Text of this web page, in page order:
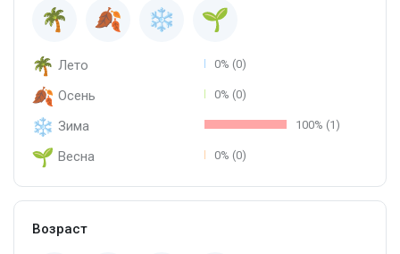
Лето 0% (0)
Осень 0% (0)
Зима 100% (1)
Весна 0% (0)
Возраст